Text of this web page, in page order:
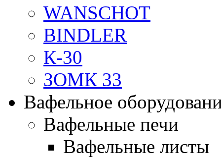
WANSCHOT
BINDLER
К-30
ЗОМК 33
Вафельное
Вафельные печи
Вафельные листы